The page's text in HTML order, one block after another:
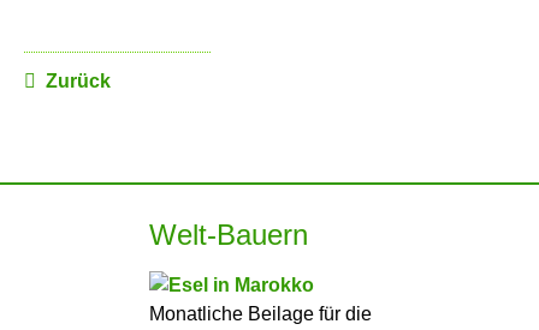
Zurück
Welt-Bauern
Monatliche Beilage für die